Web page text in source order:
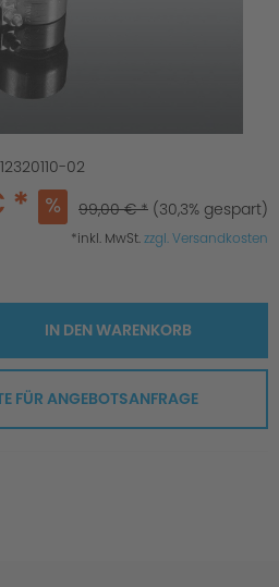
02
* 99,00 € * (30,3% gespart)
*inkl. MwSt.zzgl. Versandkosten
IN DENWARENKORB
FÜR ANGEBOTSANFRAGE